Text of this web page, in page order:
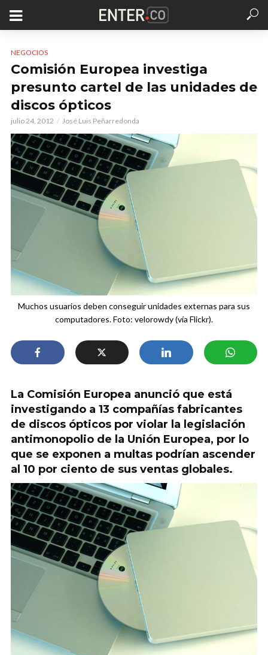
NEGOCIOS
Comisión Europea investiga
presunto cartel de las unidades de
discos ópticos
julio 24, 2012 José Luis Peñarredonda
Muchos usuarios deben conseguir unidades externas para sus
computadores. Foto: velorowdy (vía Flickr).
La Comisión Europea anunció que está
investigando a 13 compañías fabricantes
de discos ópticos por violar la legislación
antimonopolio de la Unión Europea, por lo
que se exponen a multas podrían ascender
al 10 por ciento de sus ventas globales.